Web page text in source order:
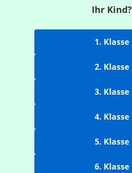
Ihr Kind?
1. Klasse
2. Klasse
3. Klasse
4. Klasse
5. Klasse
6. Klasse